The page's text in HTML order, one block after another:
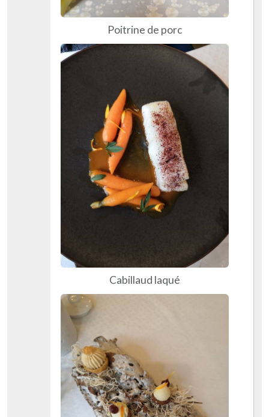
Poitrine de porc
Cabillaud laqué